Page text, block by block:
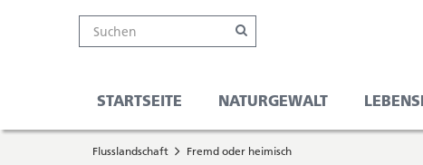
Kanton
Solothurn
Suche
Online-
Schalter
Navigation
Suche
Hauptnavigation
STARTSEITE NATURGEWALT
Service-
Navigation
Sie
befinden
Flusslandschaft Fremd oder heimisch